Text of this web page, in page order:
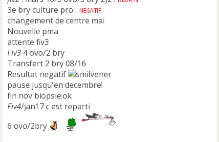
3e bry culture pro :
changement de centre mai
Nouvelle pma
attente fiv3
Fiv3 4 ovo/2 bry
Transfert 2 bry 08/16
Resultat negatif
pause jusqu'en decembre!
fin nov biopsie:ok
Fiv4/jan17 c est reparti
6 ovo/2bry